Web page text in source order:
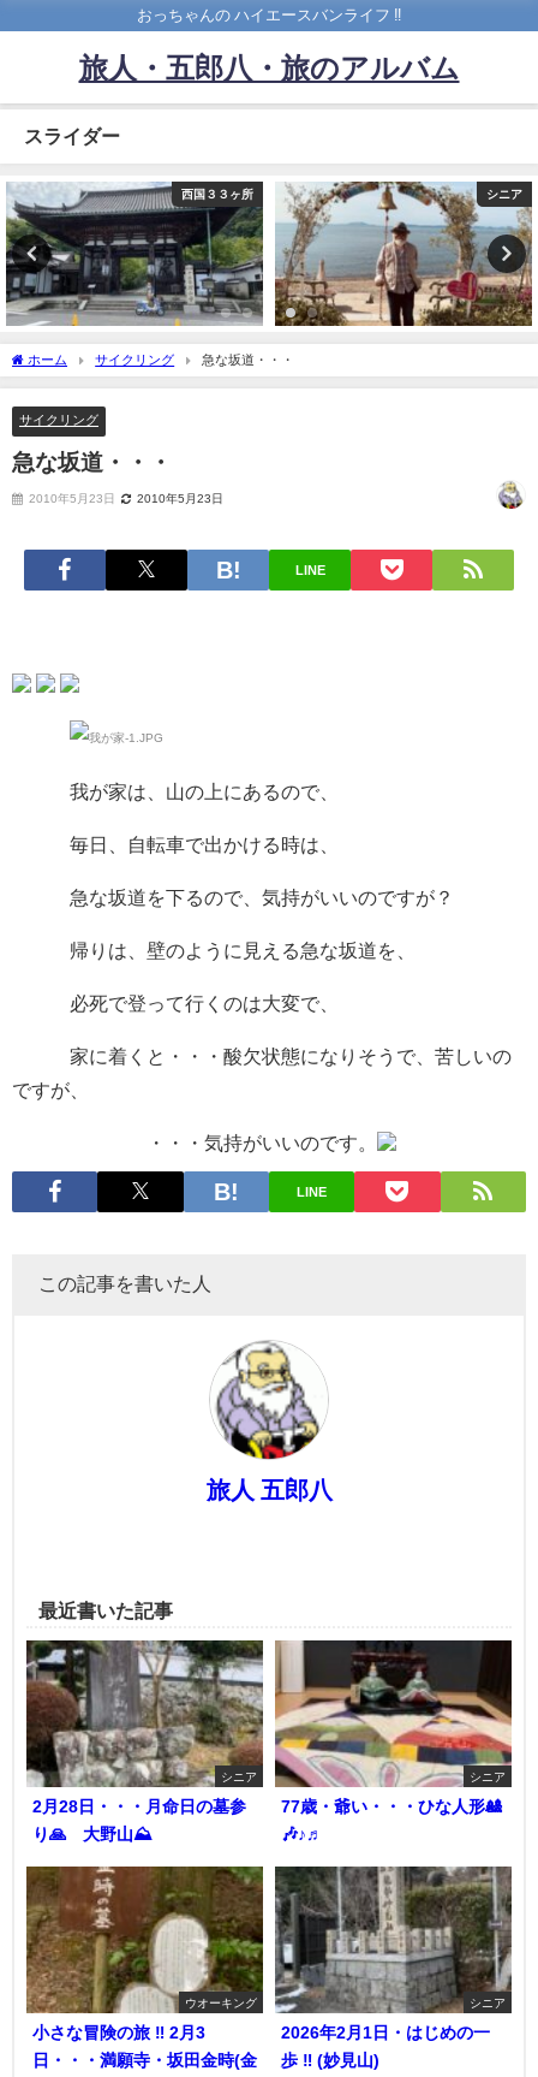
おっちゃんの ハイエースバンライフ ‼️
旅人・五郎八・旅のアルバム
スライダー
西国３３ヶ所 シニア
ホーム サイクリング 急な坂道・・・
サイクリング
急な坂道・・・
2010年5月23日 2010年5月23日
LINE
我が家は、山の上にあるので、
毎日、自転車で出かける時は、
急な坂道を下るので、気持がいいのですが？
帰りは、壁のように見える急な坂道を、
必死で登って行くのは大変で、
家に着くと・・・酸欠状態になりそうで、苦しいの
ですが、
・・・気持がいいのです。
LINE
この記事を書いた人
旅人 五郎八
最近書いた記事
シニア
2月28日・・・月命日の墓参
り🙏 大野山⛰️
シニア
77歳・爺い・・・ひな人形🎎
🎶♪♬
ウオーキング
小さな冒険の旅 ‼︎ 2月3
日・・・満願寺・坂田金時(金
シニア
2026年2月1日・はじめの一
歩 ‼︎ (妙見山)